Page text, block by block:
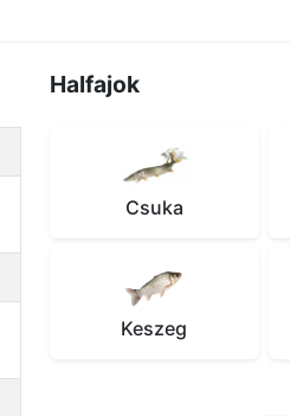
Halfajok
Csuka
Keszeg